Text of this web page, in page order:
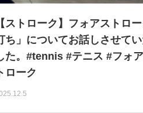
【ストローク】フォアストロ
ち」についてお話しさせて
た。#tennis #テニス #フォ
トローク